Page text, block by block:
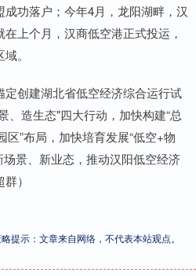
功落户；今年4月，龙阳湖畔，汉
上个月，汉商低空港正式投运，
。
创建湖北省低空经济综合运行试
、造生态"四大行动，加快构建“总
”布局，加快培育发展“低空+物
场景、新业态，推动汉阳低空经济
）
提示：文章来自网络，不代表本站观点。